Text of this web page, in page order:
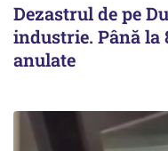
Dezastrul de pe
industrie. Până la
anulate